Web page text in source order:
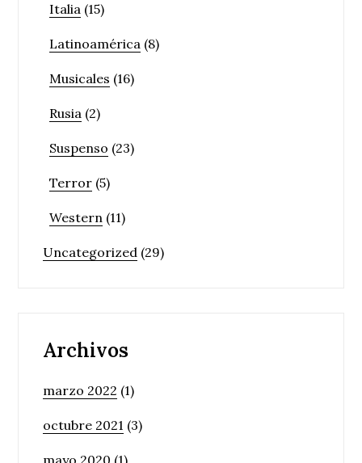
Italia (15)
Latinoamérica (8)
Musicales (16)
Rusia (2)
Suspenso (23)
Terror (5)
Western (11)
Uncategorized (29)
Archivos
marzo 2022 (1)
octubre 2021 (3)
mayo 2020 (1)